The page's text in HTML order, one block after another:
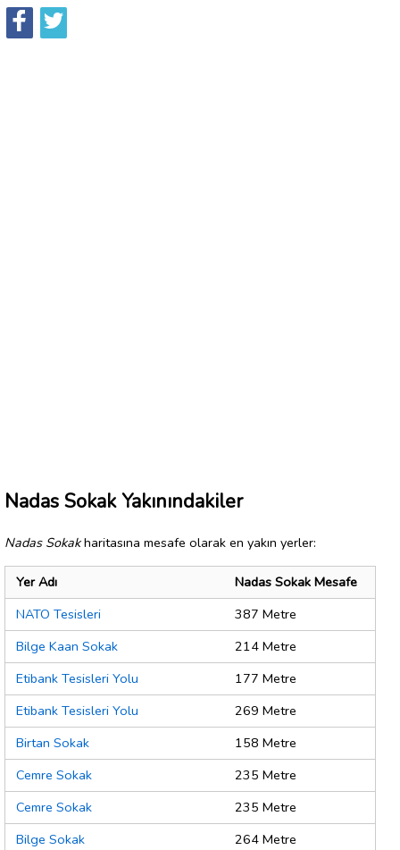
Nadas Sokak Yakınındakiler
Nadas Sokakharitasına mesafe olarak en yakın yerler:
Yer Adı
Nadas Sokak Mesafe
NATO Tesisleri
387 Metre
Bilge Kaan Sokak
214 Metre
Etibank Tesisleri Yolu
177 Metre
Etibank Tesisleri Yolu
269 Metre
Birtan Sokak
158 Metre
Cemre Sokak
235 Metre
Cemre Sokak
235 Metre
Bilge Sokak
264 Metre